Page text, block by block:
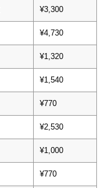
¥3,300
¥4,730
¥1,320
¥1,540
¥770
¥2,530
¥1,000
¥770